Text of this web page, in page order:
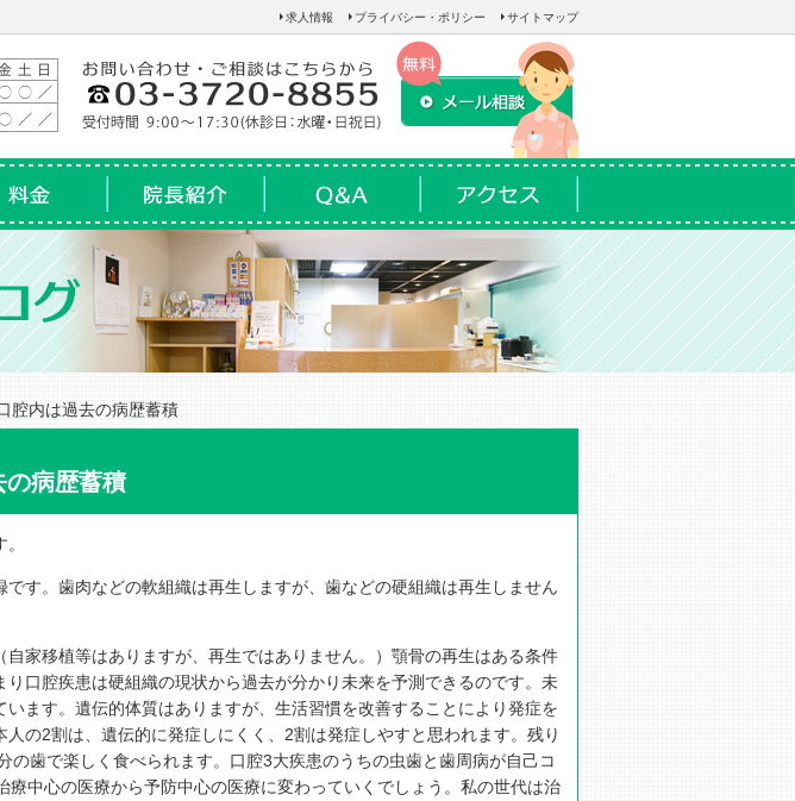
求人情報 プライバシー・ポリシー サイトマップ
院長紹介 Q&A アクセス
腔内は過去の病歴蓄積
の病歴蓄積
す。歯肉などの軟組織は再生しますが、歯などの硬組織は再生しません
家移植等はありますが、再生ではありません。）顎骨の再生はある条件
口腔疾患は硬組織の現状から過去が分かり未来を予測できるのです。未
ます。遺伝的体質はありますが、生活習慣を改善することにより発症を
の2割は、遺伝的に発症しにくく、2割は発症しやすと思われます。残り
の歯で楽しく食べられます。口腔3大疾患のうちの虫歯と歯周病が自己コ
療中心の医療から予防中心の医療に変わっていくでしょう。私の世代は治